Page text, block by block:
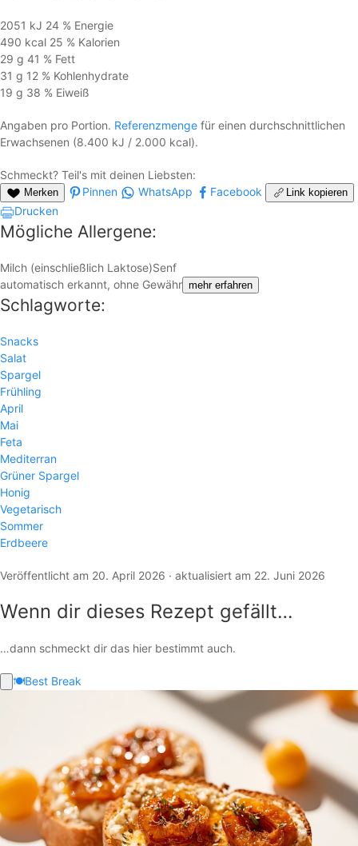
2051 kJ 24 % Energie
490 kcal 25 % Kalorien
29 g 41 % Fett
31 g 12 % Kohlen­hydrate
19 g 38 % Eiweiß
Angaben pro Portion. Referenzmenge für einen durchschnittlichen
Erwachsenen (8.400 kJ / 2.000 kcal).
Schmeckt? Teil's mit deinen Liebsten:
Merken Pinnen WhatsApp Facebook Link kopieren
Drucken
Mögliche Allergene:
Milch (einschließlich Laktose)Senf
automatisch erkannt, ohne Gewähr mehr erfahren
Schlagworte:
Snacks
Salat
Spargel
Frühling
April
Mai
Feta
Mediterran
Grüner Spargel
Honig
Vegetarisch
Sommer
Erdbeere
Veröffentlicht am 20. April 2026 · aktualisiert am 22. Juni 2026
Wenn dir dieses Rezept gefällt…
…dann schmeckt dir das hier bestimmt auch.
🍽️Best Break